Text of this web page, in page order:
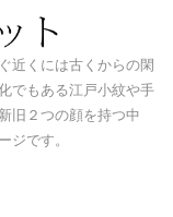
近くには古くからの閑
でもある江戸小紋や手
旧２つの顔を持つ中
です。